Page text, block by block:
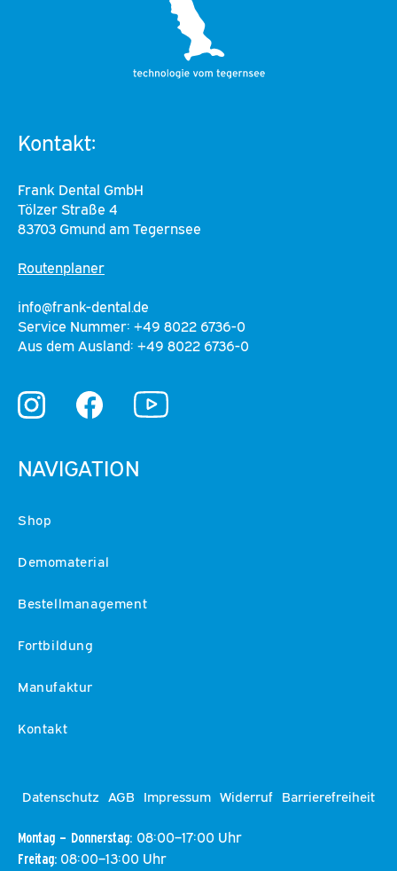
Kontakt:
Frank Dental GmbH
Tölzer Straße 4
83703 Gmund am Tegernsee
Routenplaner
info@frank-dental.de
Service Nummer: +49 8022 6736-0
Aus dem Ausland: +49 8022 6736-0
InstagramFacebook YouTube
NAVIGATION
Shop
Demomaterial
Bestellmanagement
Fortbildung
Manufaktur
Kontakt
Datenschutz AGB Impressum Widerruf Barrierefreiheit
Montag – Donnerstag: 08:00–17:00 Uhr
Freitag: 08:00–13:00 Uhr